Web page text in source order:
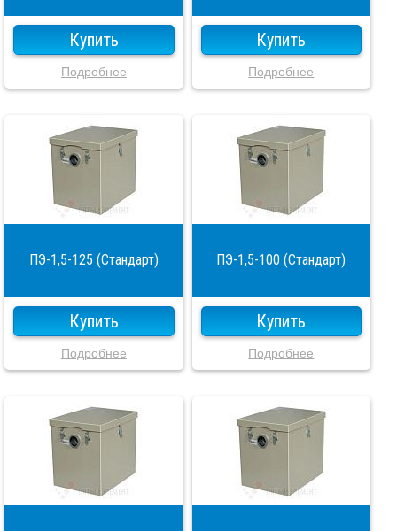
Купить
Подробнее
Купить
Подробнее
ПЭ-1,5-125 (Стандарт)
Купить
Подробнее
ПЭ-1,5-100 (Стандарт)
Купить
Подробнее